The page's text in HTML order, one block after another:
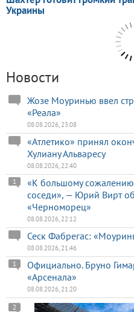
Новости
Жозе Моуринью ввел
«Реала»
08.08.2026, 23:08
«Атлетико» принял
Хулиану Альваресу
08.08.2026, 22:40
«К большому сожалению
соседи», — Юрий Вирт
«Черноморец»
1
08.08.2026, 22:12
Сеск Фабрегас:
08.08.2026, 21:46
Официально. Бруно
«Арсенала»
1
08.08.2026, 21:20
2